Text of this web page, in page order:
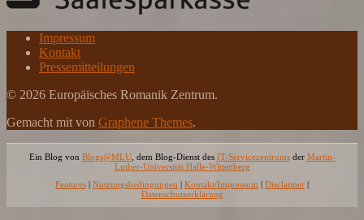
Impressum
Kontakt
Pressemitteilungen
© 2026 Europäisches Romanik Zentrum.
Gemacht mit von Graphene Themes.
Ein Blog von Blogs@MLU, dem Blog-Dienst des IT-Servicezentrumsder Martin-
Luther-Universität Halle-Wittenberg
Features
Nutzungsbedingungen Kontakt/Impressum Disclaimer
Datenschutzerklärung